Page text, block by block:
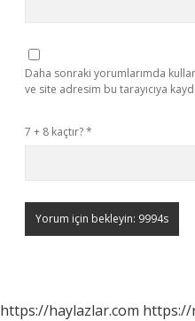
Daha sonraki yorumlarımda
ve site adresim bu tarayıcıya
7 + 8 kaçtır?*
https://haylazlar.com https://